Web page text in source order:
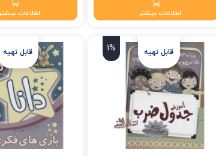
اطلاعات بیشتر اطلاعات بیشتر
1%